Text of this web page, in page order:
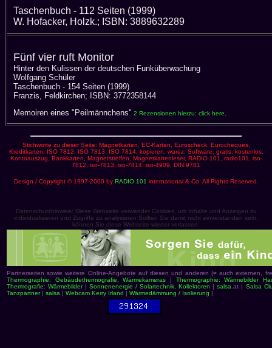
Taschenbuch - 112 Seiten (1999)
W. Hofacker, Holzk.; ISBN: 3889632289
Fünf vier ruft Monitor
Hinter den Kulissen der deutschen Funküberwachung
Wolfgang Schüler
Taschenbuch - 154 Seiten (1999)
Franzis, Feldkirchen; ISBN: 3772358144
Memoiren eines "Peilmännchens" 2 Rezensionen hierzu: click here
Stichworte zu dieser Seite: Magnetkarten, EC-Karten, Euroscheck, Eurocheques,
Kreditkarten, ISO 7812, ISO 7813, ISO 7814, kopieren, warez, Software, gratis, kostenlos,
Kontoauszug, Bankkarten, Magnetstreifen, Magnetkartenleser, RADIO 101, radio101, iso-
7812, iso-7813, iso-7814, iso-4909, DIN 9781
Design / Copyright © 1997-2000 by RADIO 101 international & Co. All Rights Reserved.
Datenschutzhinweis: Diese Webseite verwendet Cookies, um Inhalte und Anzeigen zu
individualisieren und Zugriffe zu analysieren Sollten Sie damit nicht einverstanden sein,
können Sie diese Webseite wieder verlassen.
Partnerseiten sowie weitere Online-Angebote auf diesen und anderen (= auch externen,
Thermographie: Gebäudethermografie, Wärmekameras | Thermographie: Wärmebilder
Thermografie: Wärmebilder|Sonnenenergie / Solartechnik, Kollektoren |salsa .at | Salsa
Tanzpartner| salsa | Webcam Kerry Irland | Wärmedämmung / Isolierung |